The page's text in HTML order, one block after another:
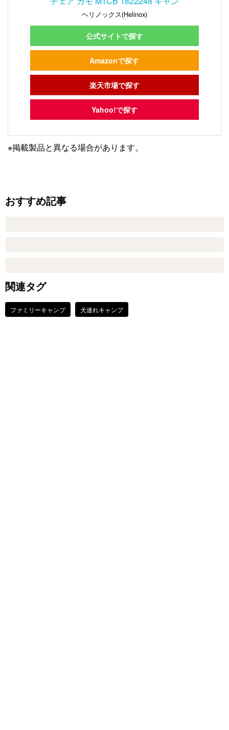
ヘリノックス(Helinox)
公式サイトで探す
Amazonで探す
楽天市場で探す
Yahoo!で探す
※掲載製品と異なる場合があります。
おすすめ記事
関連タグ
ファミリーキャンプ 犬連れキャンプ